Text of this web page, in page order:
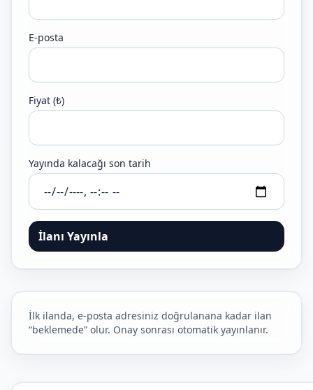
E-posta
Fiyat (₺)
Yayında kalacağı son tarih
İlanı Yayınla
İlk ilanda, e-posta adresiniz doğrulanana kadar ilan
“beklemede” olur. Onay sonrası otomatik yayınlanır.